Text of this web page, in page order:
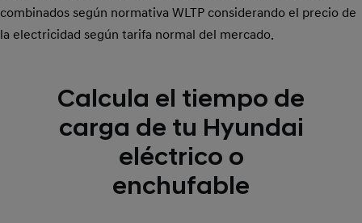
combinados según normativa WLTP considerando el precio de
la electricidad según tarifa normal del mercado.
Calcula el tiempo de
carga de tu Hyundai
eléctrico o
enchufable